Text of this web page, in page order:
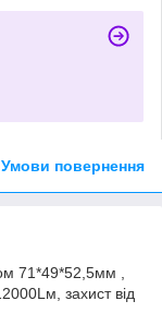
Умови повернення
71*49*52,5мм ,
захист від